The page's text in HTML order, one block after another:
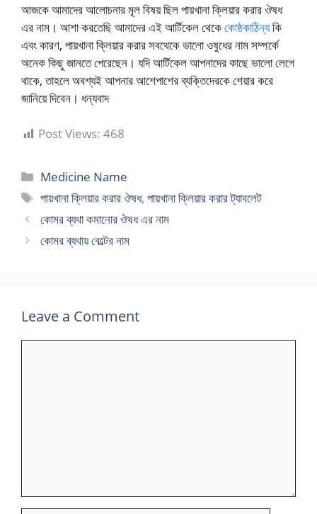
আজকে আমাদের আলোচনার মূল বিষয় ছিল পায়খানা ক্লিয়ার করার ঔষধ
এর নাম। আশা করতেছি আমাদের এই আর্টিকেল থেকেকোষ্ঠকাঠিন্যকি
এবং কারণ, পায়খানা ক্লিয়ার করার সবথেকে ভালো ওষুধের নাম সম্পর্কে
অনেক কিছু জানতে পেরেছেন। যদি আর্টিকেল আপনাদের কাছে ভালো লেগে
থাকে, তাহলে অবশ্যই আপনার আশেপাশের ব্যক্তিদেরকে শেয়ার করে
জানিয়ে দিবেন। ধন্যবাদ
Post Views: 468
Categories
Medicine Name
Tags
পায়খানা ক্লিয়ার করার ঔষধ,পায়খানা ক্লিয়ার করার ট্যাবলেট
কোমর ব্যথা কমানোর ঔষধ এর নাম
কোমর ব্যথায় বেল্টের নাম
Leave a Comment